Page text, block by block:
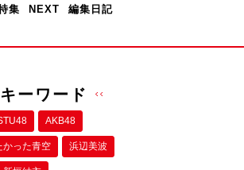
集 NEXT 編集日記
ーワード
AKB48
かった⻘空 浜辺美波